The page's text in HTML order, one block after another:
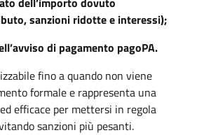
sanzioni ridotte e interessi);
di pagamento pagoPA.
fino a quando non viene
formale e rappresenta una
efficace per mettersi in regola
sanzioni più pesanti.